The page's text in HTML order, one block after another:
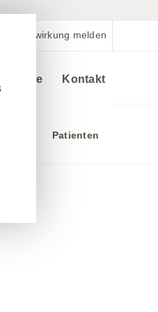
Nebenwirkung melden
Kontakt
Patienten